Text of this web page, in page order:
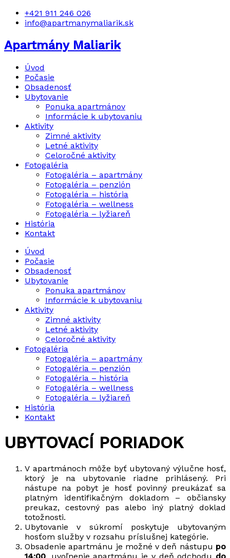
+421 911 246 026
info@apartmanymaliarik.sk
Apartmány Maliarik
Úvod
Počasie
Obsadenosť
Ubytovanie
Ponuka apartmánov
Informácie k ubytovaniu
Aktivity
Zimné aktivity
Letné aktivity
Celoročné aktivity
Fotogaléria
Fotogaléria – apartmány
Fotogaléria – penzión
Fotogaléria – história
Fotogaléria – wellness
Fotogaléria – lyžiareň
História
Kontakt
Úvod
Počasie
Obsadenosť
Ubytovanie
Ponuka apartmánov
Informácie k ubytovaniu
Aktivity
Zimné aktivity
Letné aktivity
Celoročné aktivity
Fotogaléria
Fotogaléria – apartmány
Fotogaléria – penzión
Fotogaléria – história
Fotogaléria – wellness
Fotogaléria – lyžiareň
História
Kontakt
UBYTOVACÍ PORIADOK
V apartmánoch môže byť ubytovaný výlučne hosť,
ktorý je na ubytovanie riadne prihlásený. Pri
nástupe na pobyt je hosť povinný preukázať sa
platným identifikačným dokladom – občiansky
preukaz, cestovný pas alebo iný platný doklad
totožnosti.
Ubytovanie v súkromí poskytuje ubytovaným
hosťom služby v rozsahu príslušnej kategórie.
Obsadenie apartmánu je možné v deň nástupu po
14:00, uvoľnenie apartmánu je v deň odchodu do